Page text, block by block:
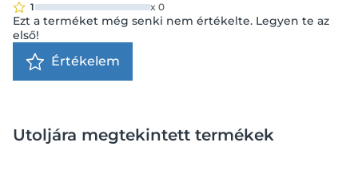
1
x 0
Ezt a terméket még senki nem értékelte. Legyen te az
első!
Értékelem
Utoljára megtekintett termékek